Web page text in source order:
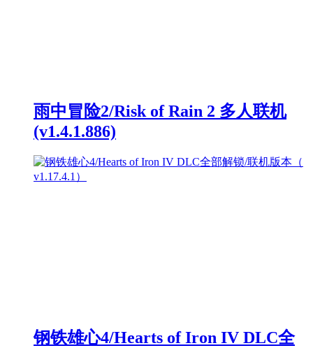
雨中冒险2/Risk of Rain 2 多人联机
(v1.4.1.886)
钢铁雄心4/Hearts of Iron IV DLC全